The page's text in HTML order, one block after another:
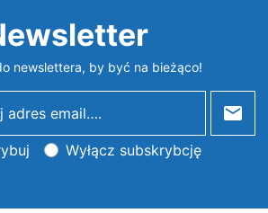
newslettera, by być na bieżąco!
Wyłącz subskrybcję